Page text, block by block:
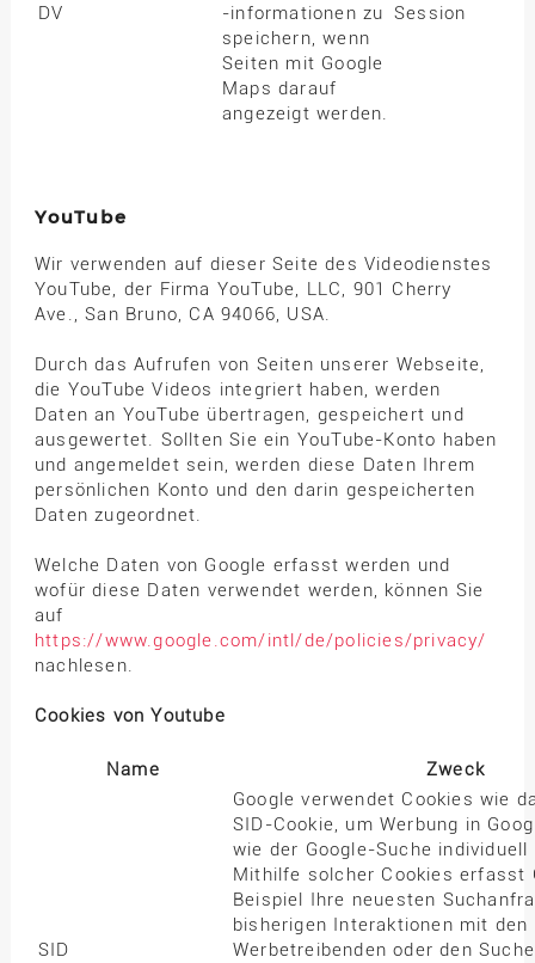
DV
-informationen zu
speichern, wenn
Seiten mit Google
Maps darauf
angezeigt werden.
Session
YouTube
Wir verwenden auf dieser Seite des Videodienstes
YouTube, der Firma YouTube, LLC, 901 Cherry
Ave., San Bruno, CA 94066, USA.
Durch das Aufrufen von Seiten unserer Webseite,
die YouTube Videos integriert haben, werden
Daten an YouTube übertragen, gespeichert und
ausgewertet. Sollten Sie ein YouTube-Konto haben
und angemeldet sein, werden diese Daten Ihrem
persönlichen Konto und den darin gespeicherten
Daten zugeordnet.
Welche Daten von Google erfasst werden und
wofür diese Daten verwendet werden, können Sie
auf
https://www.google.com/intl/de/policies/privacy/
nachlesen.
Cookies von Youtube
Name Zweck
SID
Google verwendet Cookies wie
SID-Cookie, um Werbung in
wie der Google-Suche individuell
Mithilfe solcher Cookies erfasst
Beispiel Ihre neuesten
bisherigen Interaktionen mit den
Werbetreibenden oder den